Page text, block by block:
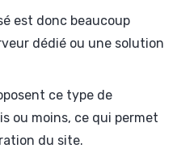
est donc beaucoup
dédié ou une solution
ce type de
ou moins, ce qui permet
du site.